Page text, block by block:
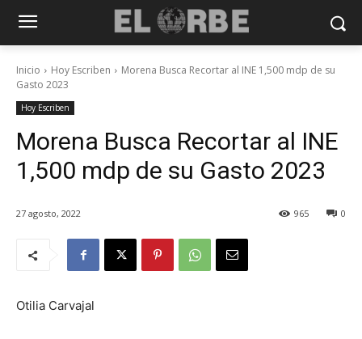
Inicio Hoy Escriben
Morena Busca Recortar al INE 1,500 mdp de su
Gasto 2023
Hoy Escriben
Morena Busca Recortar al INE
1,500 mdp de su Gasto 2023
27 agosto, 2022 0
965
Otilia Carvajal